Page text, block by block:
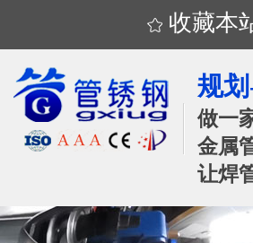
收藏本
规
做一
金属
让焊